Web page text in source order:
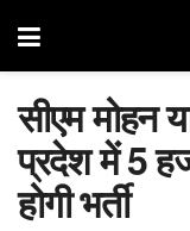
सीएम मोहन
प्रदेश में 5
होगी भर्ती